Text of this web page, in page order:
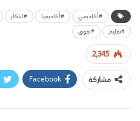
#أكاديمي #أكاديميا #ابتكار
#تعليم
#تفوق
2,345
مشاركة
Facebook